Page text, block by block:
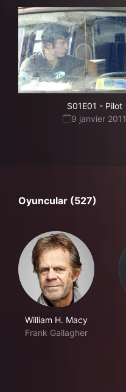
S01E01 - Pilot
9 janvier 2011
Oyuncular (527)
William H. Macy
Frank Gallagher